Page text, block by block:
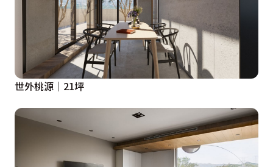
世外桃源｜21坪